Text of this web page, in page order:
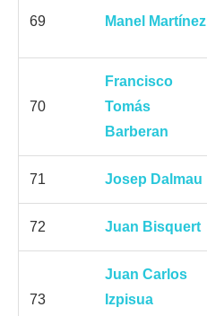
69 Manel Martínez
70
Francisco
Tomás
Barberan
71 Josep Dalmau
72 Juan Bisquert
73
Juan Carlos
Izpisua